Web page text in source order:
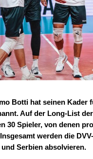
Botti hat seinen Kader
Auf der Long-List
30 Spieler, von denen
werden die
Serbien absolvieren.